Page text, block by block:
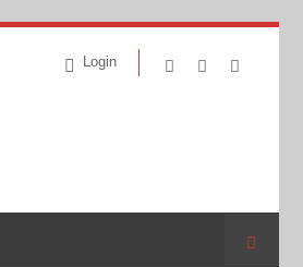
Login
Suche